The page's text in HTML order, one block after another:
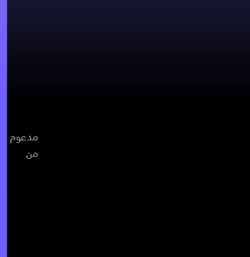
مدعوم
من